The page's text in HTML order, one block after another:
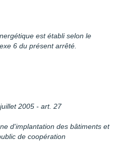
est établi selon le
6 du présent arrêté.
2005 - art. 27
d'implantation des bâtiments et
de coopération